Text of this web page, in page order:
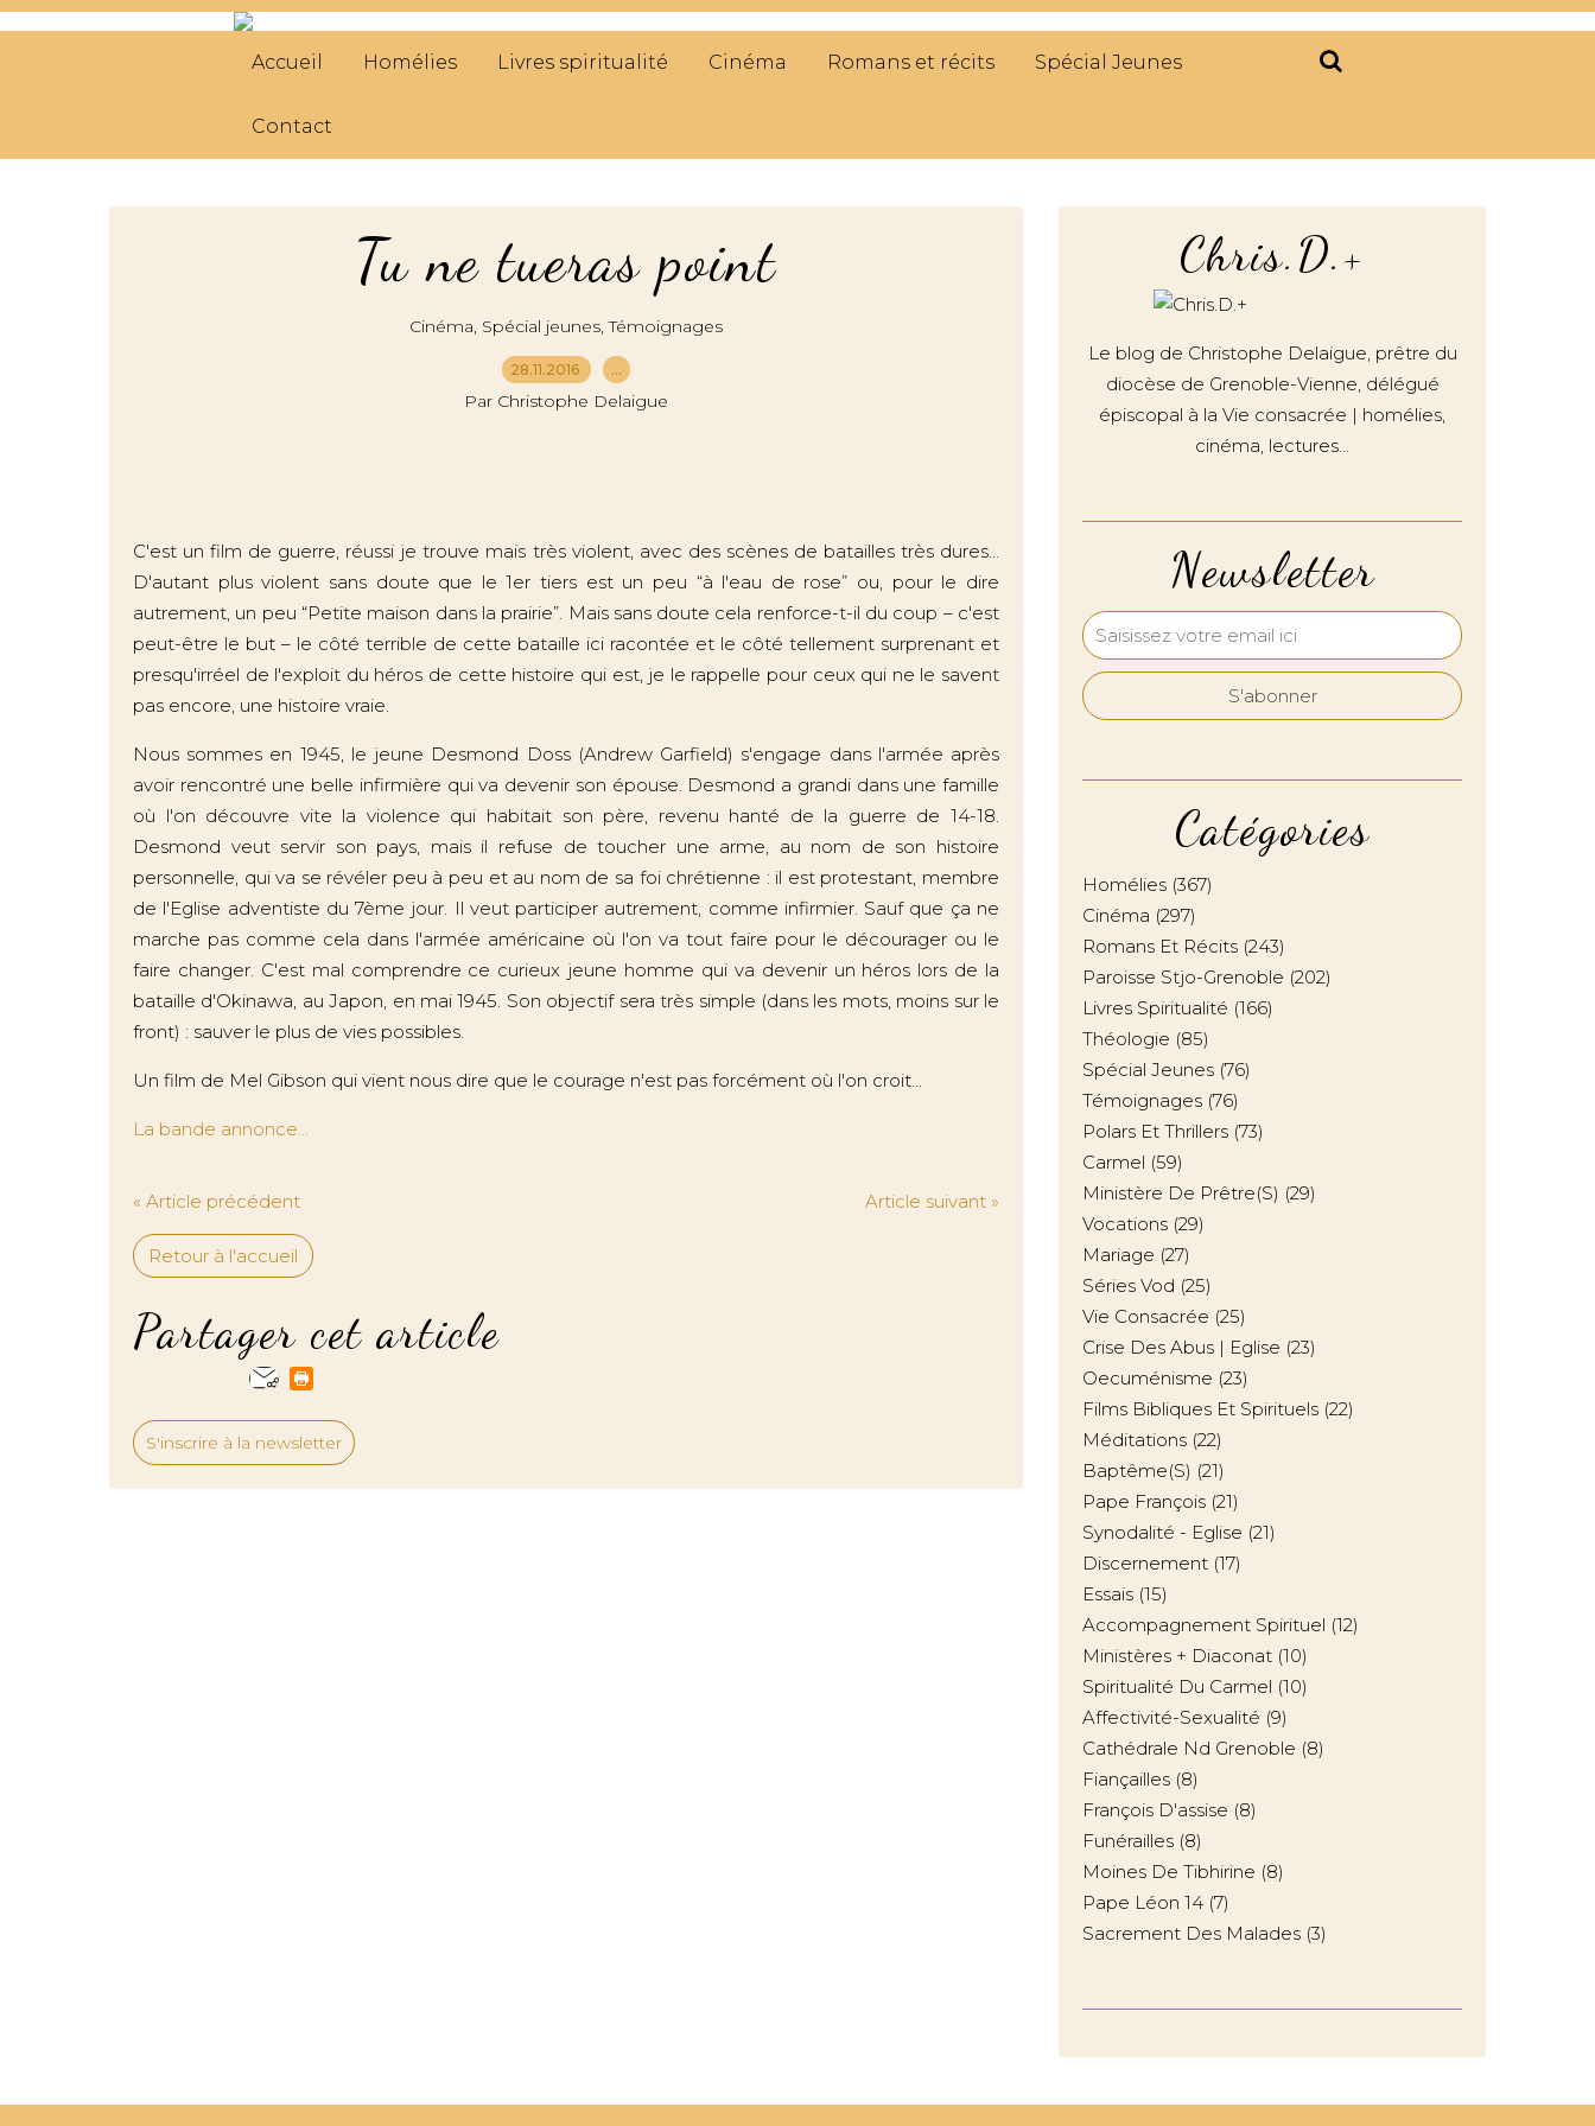
Accueil Homélies Livres spiritualité Cinéma Romans et récits Spécial Jeunes
Contact
Tu ne tueras point
Cinéma, Spécial jeunes,Témoignages
28.11.2016 …
Par Christophe Delaigue
C'est un film de guerre, réussi je trouve mais très violent, avec des scènes de batailles très dures...
D'autant plus violent sans doute que le 1er tiers est un peu “à l'eau de rose” ou, pour le dire
autrement, un peu “Petite maison dans la prairie”. Mais sans doute cela renforce-t-il du coup – c'est
peut-être le but – le côté terrible de cette bataille ici racontée et le côté tellement surprenant et
presqu'irréel de l'exploit du héros de cette histoire qui est, je le rappelle pour ceux qui ne le savent
pas encore, une histoire vraie.
Nous sommes en 1945, le jeune Desmond Doss (Andrew Garfield) s'engage dans l'armée après
avoir rencontré une belle infirmière qui va devenir son épouse. Desmond a grandi dans une famille
où l'on découvre vite la violence qui habitait son père, revenu hanté de la guerre de 14-18.
Desmond veut servir son pays, mais il refuse de toucher une arme, au nom de son histoire
personnelle, qui va se révéler peu à peu et au nom de sa foi chrétienne : il est protestant, membre
de l'Eglise adventiste du 7ème jour. Il veut participer autrement, comme infirmier. Sauf que ça ne
marche pas comme cela dans l'armée américaine où l'on va tout faire pour le décourager ou le
faire changer. C'est mal comprendre ce curieux jeune homme qui va devenir un héros lors de la
bataille d'Okinawa, au Japon, en mai 1945. Son objectif sera très simple (dans les mots, moins sur le
front) : sauver le plus de vies possibles.
Un film de Mel Gibson qui vient nous dire que le courage n'est pas forcément où l'on croit...
La bande annonce...
« Article précédent Article suivant »
Retour à l'accueil
Partager cet article
S'inscrire à la newsletter
Newsletter
Catégories
Homélies (367)
Cinéma (297)
Romans Et Récits (243)
Paroisse Stjo-Grenoble (202)
Livres Spiritualité (166)
Théologie (85)
Spécial Jeunes (76)
Témoignages (76)
Polars Et Thrillers (73)
Carmel (59)
Ministère De Prêtre(s) (29)
Vocations (29)
Mariage (27)
Séries Vod (25)
Vie Consacrée (25)
Crise Des Abus | Eglise (23)
Oecuménisme (23)
Films Bibliques Et Spirituels (22)
Méditations (22)
Baptême(s) (21)
Pape François (21)
Synodalité - Eglise (21)
Discernement (17)
Essais (15)
Accompagnement Spirituel (12)
Ministères + Diaconat (10)
Spiritualité Du Carmel (10)
Affectivité-Sexualité (9)
Cathédrale Nd Grenoble (8)
Fiançailles (8)
François D'assise (8)
Funérailles (8)
Moines De Tibhirine (8)
Pape Léon 14 (7)
Sacrement Des Malades (3)
Chris.D.+
Le blog de Christophe Delaigue, prêtre du
diocèse de Grenoble-Vienne, délégué
épiscopal à la Vie consacrée | homélies,
cinéma, lectures…